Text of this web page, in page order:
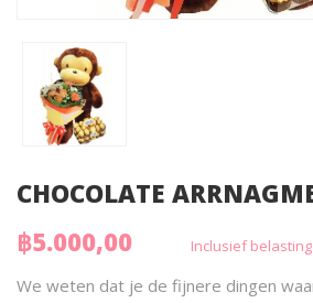
CHOCOLATE
฿5.000,00
Inclusief belasting
We weten dat je de fijnere dingen